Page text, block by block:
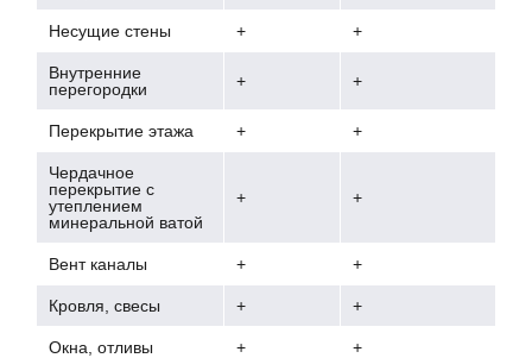
Несущие стены + +
Внутренние
перегородки
+ +
Перекрытие этажа + +
Чердачное
перекрытие с
утеплением
минеральной ватой
+ +
Вент каналы + +
Кровля, свесы + +
Окна, отливы + +